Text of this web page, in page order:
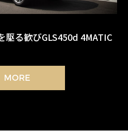
駆る歓びGLS450d 4MATIC
MORE